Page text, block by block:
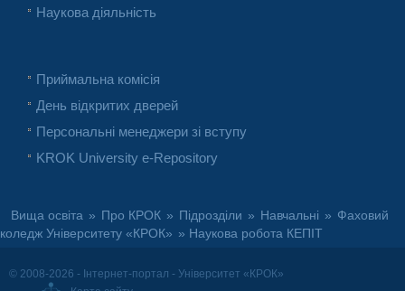
Наукова діяльність
Приймальна комісія
День відкритих дверей
Персональні менеджери зі вступу
KROK University e-Repository
Вища освіта » Про КРОК » Підрозділи » Навчальні » Фаховий
коледж Університету «КРОК» » Наукова робота КЕПІТ
© 2008-2026 - Інтернет-портал - Університет «КРОК»